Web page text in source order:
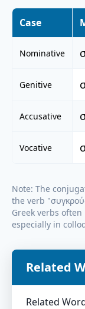
Case
Nominative
Genitive
Accusative
Vocative
Note: The
the verb "
Greek verbs
especially in
Related
Related